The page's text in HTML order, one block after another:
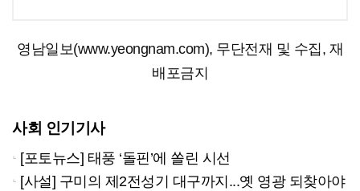
영남일보(www.yeongnam.com), 무단전재 및 수집, 재
배포금지
사회 인기기사
[포토뉴스] 태풍 ‘돌핀’에 쏠린 시선
[사설] 구미의 제2전성기 대구까지...옛 영광 되찾아야